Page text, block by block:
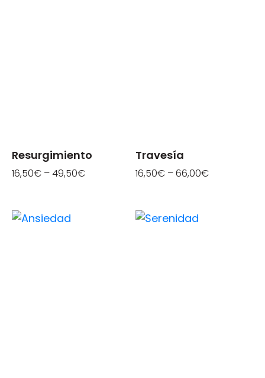
Resurgimiento
16,50€ –49,50€
Travesía
16,50€ –66,00€